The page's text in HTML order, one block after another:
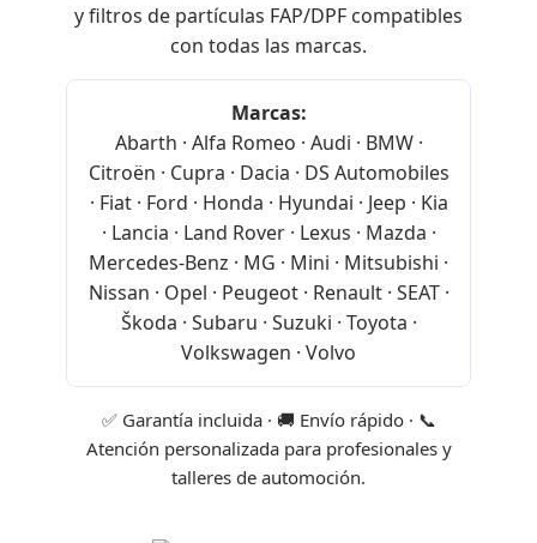
y filtros de partículas FAP/DPF compatibles
con todas las marcas.
Marcas:
Abarth · Alfa Romeo · Audi · BMW ·
Citroën · Cupra · Dacia · DS Automobiles
· Fiat · Ford · Honda · Hyundai · Jeep · Kia
· Lancia · Land Rover · Lexus · Mazda ·
Mercedes-Benz · MG · Mini · Mitsubishi ·
Nissan · Opel · Peugeot · Renault · SEAT ·
Škoda · Subaru · Suzuki · Toyota ·
Volkswagen · Volvo
✅ Garantía incluida · 🚚 Envío rápido · 📞
Atención personalizada para profesionales y
talleres de automoción.